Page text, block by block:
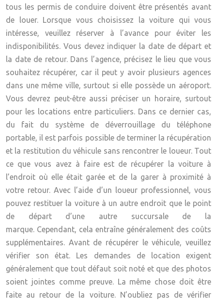
tous les permis de conduire doivent être présentés avant
de louer. Lorsque vous choisissez la voiture qui vous
intéresse, veuillez réserver à l’avance pour éviter les
indisponibilités. Vous devez indiquer la date de départ et
la date de retour. Dans l’agence, précisez le lieu que vous
souhaitez récupérer, car il peut y avoir plusieurs agences
dans une même ville, surtout si elle possède un aéroport.
Vous devrez peut-être aussi préciser un horaire, surtout
pour les locations entre particuliers. Dans ce dernier cas,
du fait du système de déverrouillage du téléphone
portable, il est parfois possible de terminer la récupération
et la restitution du véhicule sans rencontrer le loueur. Tout
ce que vous avez à faire est de récupérer la voiture à
l’endroit où elle était garée et de la garer à proximité à
votre retour. Avec l’aide d’un loueur professionnel, vous
pouvez restituer la voiture à un autre endroit que le point
de départ d’une autre succursale de la
marque. Cependant, cela entraîne généralement des coûts
supplémentaires. Avant de récupérer le véhicule, veuillez
vérifier son état. Les demandes de location exigent
généralement que tout défaut soit noté et que des photos
soient jointes comme preuve. La même chose doit être
faite au retour de la voiture. N’oubliez pas de vérifier